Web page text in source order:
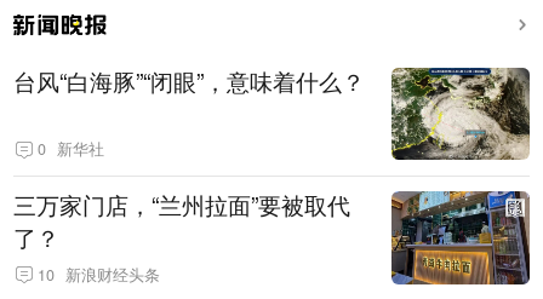
台风“白海豚”“闭眼”，意味着什么？
0 新华社
三万家门店，“兰州拉面”要被取代
了？
10 新浪财经头条